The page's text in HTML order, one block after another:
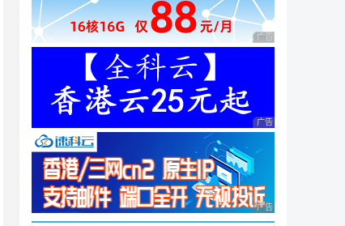
广告 商业广告，理性
广告 商业广告，理性
广告 商业广告，理性